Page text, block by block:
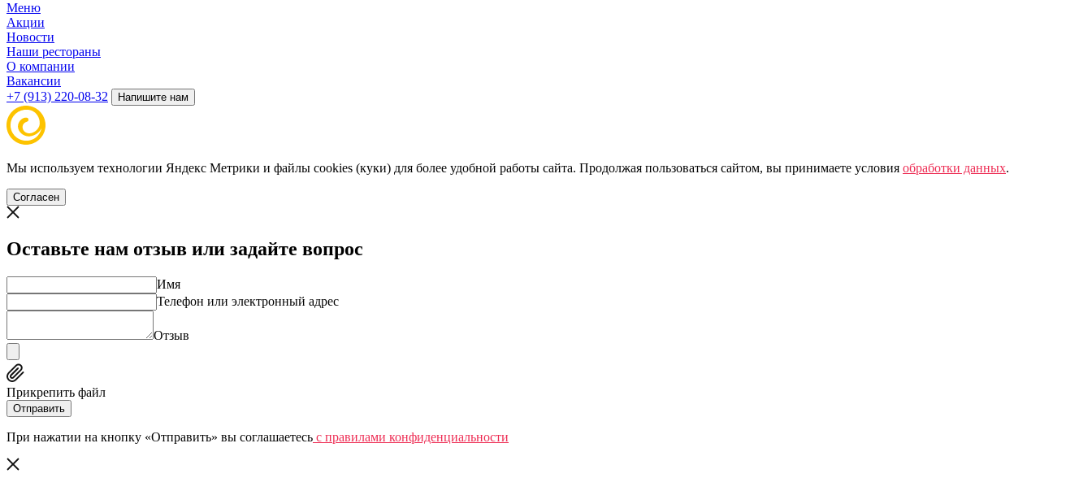
Меню
Акции
Новости
Наши рестораны
О компании
Вакансии
+7 (913) 220-08-32
Напишите нам
Мы используем технологии Яндекс Метрики и файлы cookies (куки) для более удобной работы сайта. Продолжая пользоваться сайтом, вы принимаете условия обработки данных.
Согласен
Оставьте нам отзыв или задайте вопрос
Имя
Телефон или электронный адрес
Отзыв
Прикрепить файл
Отправить
При нажатии на кнопку «Отправить» вы соглашаетесь c правилами конфиденциальности